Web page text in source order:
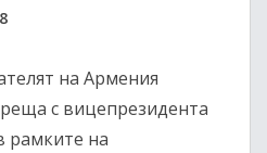
на Армения
с вицепрезидента
рамките на